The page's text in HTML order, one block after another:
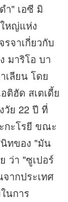
ำ" เอซี มิ
หญ่แห่ง
รจาเกี่ยวกับ
มาริโอ บา
เลียน โดย
ฮัด สเตเดี้ย
วัย 22 ปี ที่
กะโรยี ขณะ
ทของ "มัน
ว่า "ซูเปอร์
ากประเทศ
นการ